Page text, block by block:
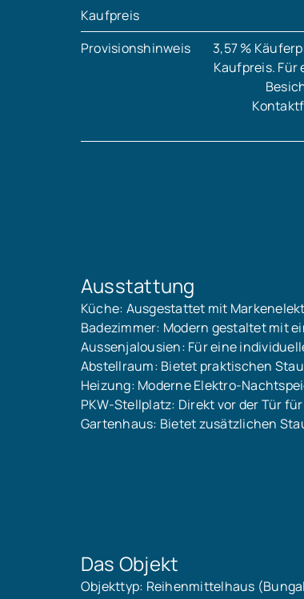
Kaufpreis
Provisionshinweis
3,57 %
Kaufpreis. Für
Ausstattung
Küche: Ausgestattet mit
Badezimmer: Modern gestaltet mit
Aussenjalousien: Für eine
Abstellraum: Bietet praktischen
Heizung: Moderne Elektro-
PKW-Stellplatz: Direkt vor der Tür
Gartenhaus: Bietet zusätzlichen
Das Objekt
Objekttyp: Reihenmittelhaus